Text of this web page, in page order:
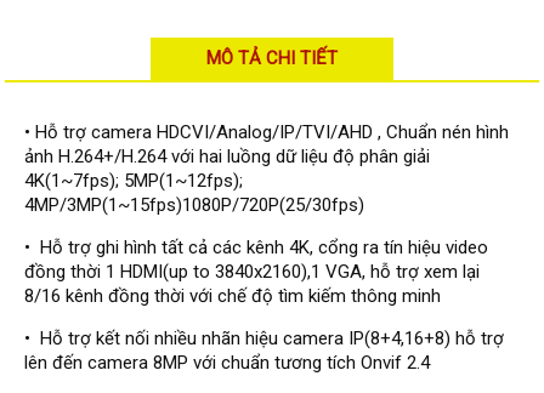
Đầu ghi HDParagon
Đầu ghi HIKVISION
Đầu ghi Visionhitech
Đầu ghi Dahua
Đầu ghi KBVISION
Thiết bị chống trộm
Thiết bị chống trộm Paradox
Thiết bị Enforcer
MÔ TẢ CHI TIẾT
• Hỗ trợ camera HDCVI/Analog/IP/TVI/AHD , Chuẩn nén hình
ảnh H.264+/H.264 với hai luồng dữ liệu độ phân giải
4K(1~7fps); 5MP(1~12fps);
4MP/3MP(1~15fps)1080P/720P(25/30fps)
• Hỗ trợ ghi hình tất cả các kênh 4K, cổng ra tín hiệu video
đồng thời 1 HDMI(up to 3840x2160),1 VGA, hỗ trợ xem lại
8/16 kênh đồng thời với chế độ tìm kiếm thông minh
• Hỗ trợ kết nối nhiều nhãn hiệu camera IP(8+4,16+8) hỗ trợ
lên đến camera 8MP với chuẩn tương tích Onvif 2.4